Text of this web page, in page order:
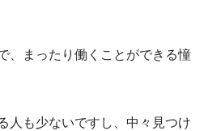
、まったり働くことができる憧
人も少ないですし、中々見つけ